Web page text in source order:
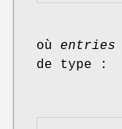
où entries
de type :